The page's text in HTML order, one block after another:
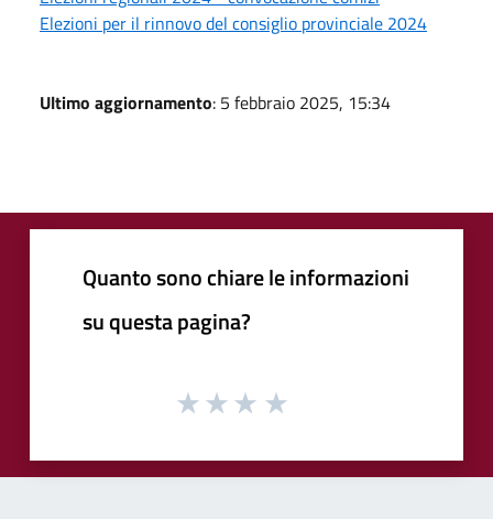
Elezioni per il rinnovo del consiglio provinciale 2024
Ultimo aggiornamento: 5 febbraio 2025, 15:34
Quanto sono chiare le informazioni
su questa pagina?